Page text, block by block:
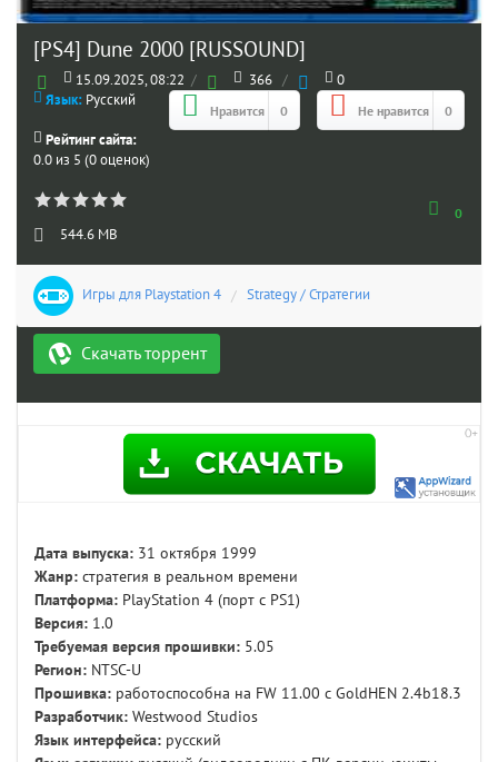
[PS4] Dune 2000 [RUSSOUND]
15.09.2025, 08:22 / 366 / 0
Нравится 0 Не нравится 0
Язык: Русский
Рейтинг сайта:
0.0 из 5 (0 оценок)
0
544.6 MB
Игры для Playstation 4 / Strategy / Стратегии
Скачать торрент
Дата выпуска: 31 октября 1999
Жанр: стратегия в реальном времени
Платформа: PlayStation 4 (порт с PS1)
Версия: 1.0
Требуемая версия прошивки: 5.05
Регион: NTSC-U
Прошивка: работоспособна на FW 11.00 с GoldHEN 2.4b18.3
Разработчик: Westwood Studios
Язык интерфейса: русский